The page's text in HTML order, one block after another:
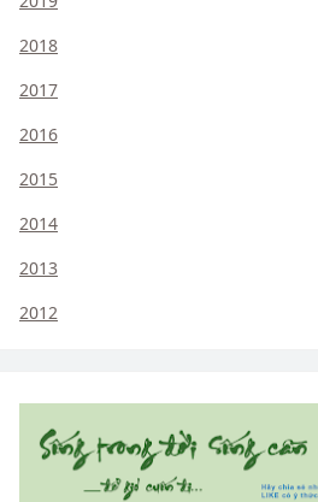
2018
2017
2016
2015
2014
2013
2012